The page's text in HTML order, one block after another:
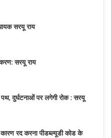
सरयू राय
सरयू राय
दुर्घटनाओं पर लगेगी रोक : सरयू
कारण रद करना पीडब्ल्यूडी कोड के